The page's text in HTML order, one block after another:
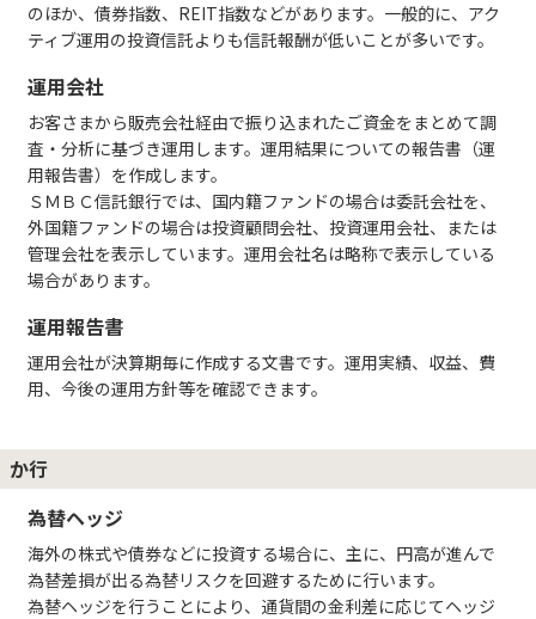
のほか、債券指数、REIT指数などがあります。一般的に、アク
ティブ運用の投資信託よりも信託報酬が低いことが多いです。
運用会社
お客さまから販売会社経由で振り込まれたご資金をまとめて調
査・分析に基づき運用します。運用結果についての報告書（運
用報告書）を作成します。
ＳＭＢＣ信託銀行では、国内籍ファンドの場合は委託会社を、
外国籍ファンドの場合は投資顧問会社、投資運用会社、または
管理会社を表示しています。運用会社名は略称で表示している
場合があります。
運用報告書
運用会社が決算期毎に作成する文書です。運用実績、収益、費
用、今後の運用方針等を確認できます。
か行
為替ヘッジ
海外の株式や債券などに投資する場合に、主に、円高が進んで
為替差損が出る為替リスクを回避するために行います。
為替ヘッジを行うことにより、通貨間の金利差に応じてヘッジ